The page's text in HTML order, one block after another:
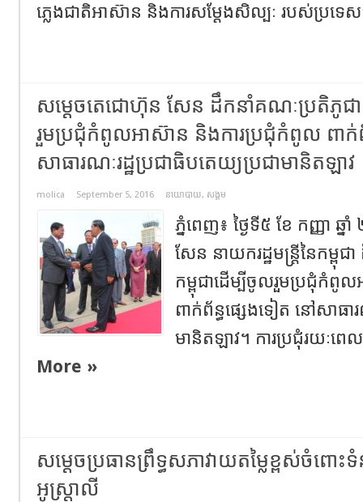
ភ្លេងជាតិអាស៊ាន និងការសម្តែងសិល្បៈ របស់ប្រទេ
សម្តេចតេជោហ៊ុន សែន ដឹកនាំគណៈប្រតិភូជា
រួមប្រជុំកំពូលអាស៊ាន និងការប្រជុំកំពូល ពាក់
សាធារណៈរដ្ឋប្រជាធិបតេយ្យប្រជាមានិតឡាវ
molica September 5, 2016 នយោបាយ, សង្គម
ភ្នំពេញ៖ ថ្ងៃទី៥ ខែ កញ្ញា ឆ្
សែន នាយករដ្ឋមន្ត្រីនៃកម្ពុ
កម្ពុជាដើម្បីចូលរួមប្រជុំកំពូ
ពាក់ព័ន្ធផ្សេងទៀត នៅសាធា
មានិតឡាវ។ ការប្រជុំរយៈពេ
More »
សម្ដេចប្រធានព្រឹទ្ធសភាវាយតម្លៃខ្ពស់ចំពោះ
អូស្ត្រាលី